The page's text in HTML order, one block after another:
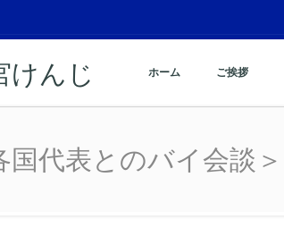
けんじ ホーム ご挨拶
国代表とのバイ会談＞